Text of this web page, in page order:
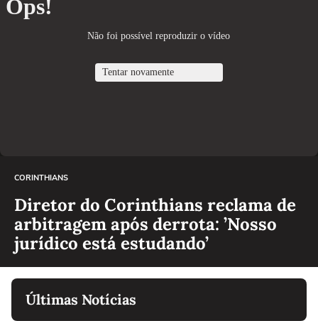
CORINTHIANS
Diretor do Corinthians reclama de
arbitragem após derrota: ’Nosso
jurídico está estudando’
Últimas Notícias